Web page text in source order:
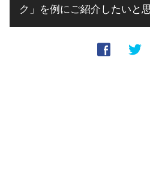
ク」を例にご紹介したいと